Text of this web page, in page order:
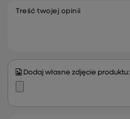
Treść twojej opinii
Dodaj własne zdjęcie produktu: